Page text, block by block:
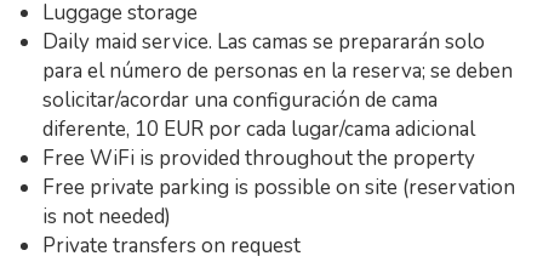
Luggage storage
Daily maid service. Las camas se prepararán solo
para el número de personas en la reserva; se deben
solicitar/acordar una configuración de cama
diferente, 10 EUR por cada lugar/cama adicional
Free WiFi is provided throughout the property
Free private parking is possible on site (reservation
is not needed)
Private transfers on request